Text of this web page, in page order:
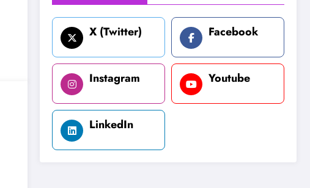
X (Twitter) Facebook
Instagram Youtube
LinkedIn